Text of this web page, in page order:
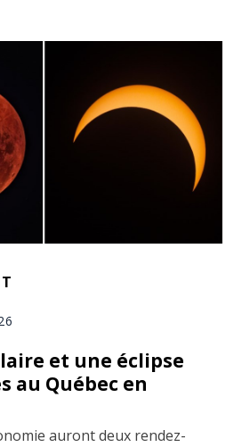
et une éclipse
au Québec en
auront deux rendez-